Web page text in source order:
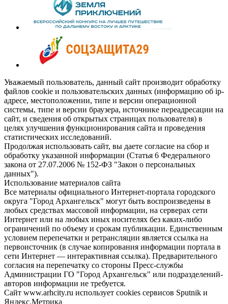
Уважаемый пользователь, данный сайт производит обработку
файлов cookie и пользовательских данных (информацию об ip-
адресе, местоположении, типе и версии операционной
системы, типе и версии браузера, источнике переадресации на
сайт, и сведения об открытых страницах пользователя) в
целях улучшения функционирования сайта и проведения
статистических исследований.
Продолжая использовать сайт, вы даете согласие на сбор и
обработку указанной информации (Статья 6 Федерального
закона от 27.07.2006 № 152-ФЗ "Закон о персональных
данных").
Использование материалов сайта
Все материалы официального Интернет-портала городского
округа "Город Архангельск" могут быть воспроизведены в
любых средствах массовой информации, на серверах сети
Интернет или на любых иных носителях без каких-либо
ограничений по объему и срокам публикации. Единственным
условием перепечатки и ретрансляции является ссылка на
первоисточник (в случае копирования информации портала в
сети Интернет — интерактивная ссылка). Предварительного
согласия на перепечатку со стороны Пресс-службы
Администрации ГО "Город Архангельск" или подразделений-
авторов информации не требуется.
Сайт www.arhcity.ru использует cookies сервисов Sputnik и
Яндекс.Метрика